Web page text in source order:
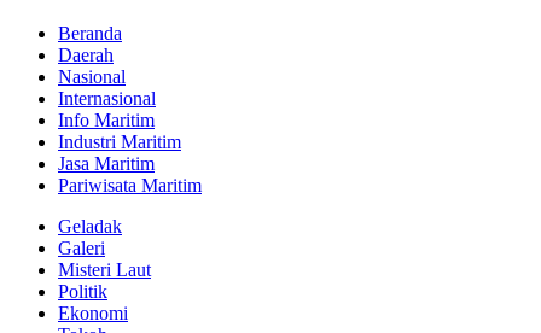
Beranda
Daerah
Nasional
Internasional
Info Maritim
Industri Maritim
Jasa Maritim
Pariwisata Maritim
Geladak
Galeri
Misteri Laut
Politik
Ekonomi